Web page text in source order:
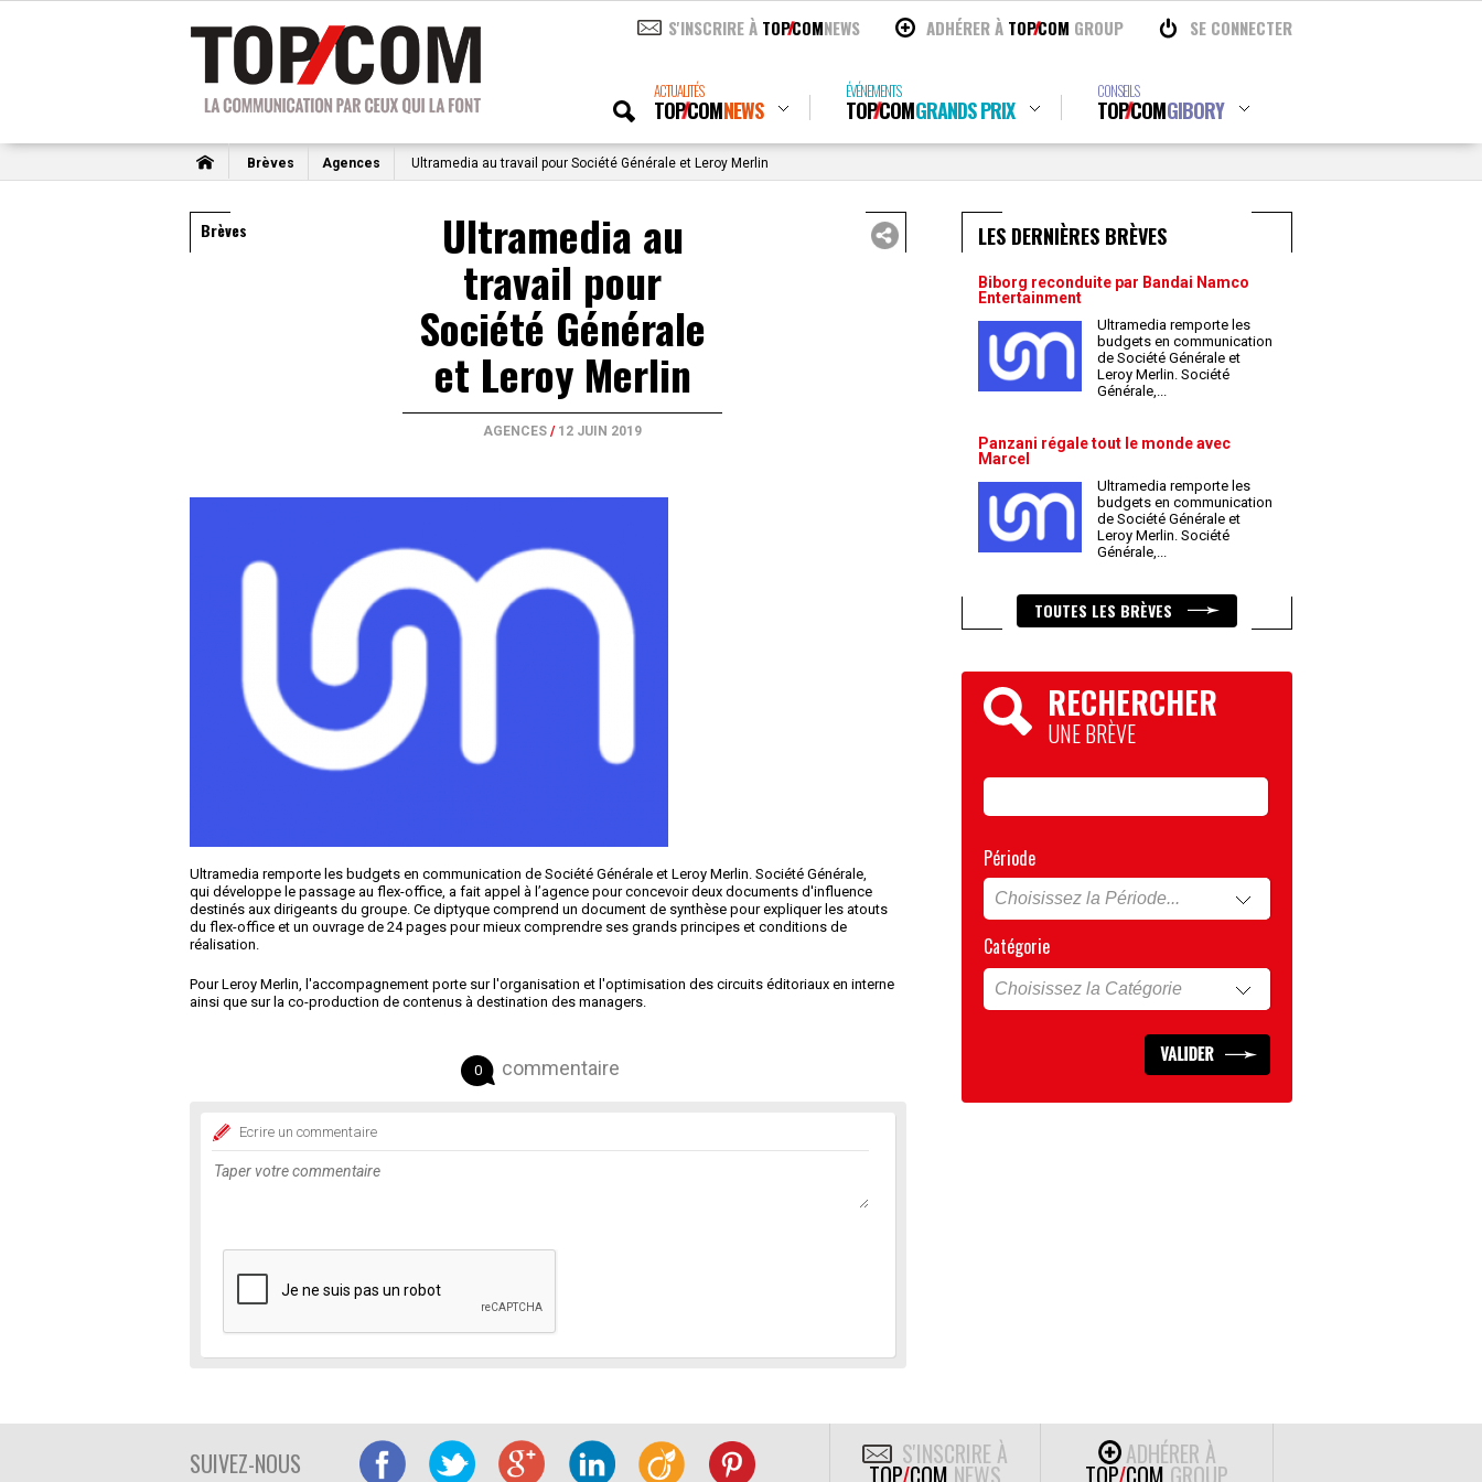
S'INSCRIRE À TOPCOMNEWS ADHÉRER À TOPCOM GROUP SE CONNECTER
ACTUALITÉS
TOPCOMNEWS
ÉVÉNEMENTS
TOPCOMGRANDS PRIX
CONSEILS
TOPCOMGIBORY
Brèves Agences Ultramedia au travail pour Société Générale et Leroy Merlin
Brèves Ultramedia au
travail pour
Société Générale
et Leroy Merlin
AGENCES / 12 JUIN 2019
Ultramedia remporte les budgets en communication de Société Générale et Leroy Merlin. Société Générale,
qui développe le passage au flex-office, a fait appel à l’agence pour concevoir deux documents d'influence
destinés aux dirigeants du groupe. Ce diptyque comprend un document de synthèse pour expliquer les atouts
du flex-office et un ouvrage de 24 pages pour mieux comprendre ses grands principes et conditions de
réalisation.
Pour Leroy Merlin, l'accompagnement porte sur l'organisation et l'optimisation des circuits éditoriaux en interne
ainsi que sur la co-production de contenus à destination des managers.
0 commentaire
Ecrire un commentaire
LES DERNIÈRES BRÈVES
Biborg reconduite par Bandai Namco
Entertainment
Ultramedia remporte les
budgets en communication
de Société Générale et
Leroy Merlin. Société
Générale,...
Panzani régale tout le monde avec
Marcel
Ultramedia remporte les
budgets en communication
de Société Générale et
Leroy Merlin. Société
Générale,...
TOUTES LES BRÈVES
RECHERCHER
UNE BRÈVE
Période
Catégorie
SUIVEZ-NOUS S'INSCRIRE À
TOP/COM NEWS
ADHÉRER À
TOP/COM GROUP